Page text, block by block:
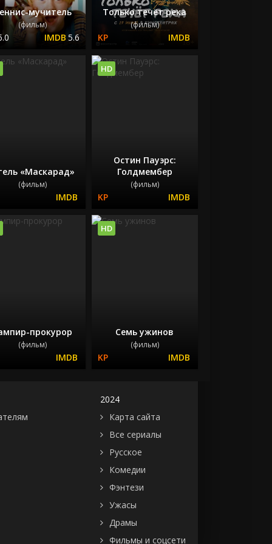
мучитель
(фильм)
5.6
Только течёт река
(фильм)
«Маскарад»
(фильм)
Остин Пауэрс:
Голдмембер
(фильм)
HD
прокурор
(фильм)
Семь ужинов
(фильм)
HD
2024
Карта сайта
Все сериалы
Русское
Комедии
Фэнтези
Ужасы
Драмы
Фильмы и соцсети